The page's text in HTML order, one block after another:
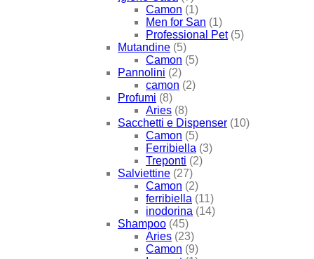
Camon (1)
Men for San (1)
Professional Pet (5)
Mutandine (5)
Camon (5)
Pannolini (2)
camon (2)
Profumi (8)
Aries (8)
Sacchetti e Dispenser (10)
Camon (5)
Ferribiella (3)
Treponti (2)
Salviettine (27)
Camon (2)
ferribiella (11)
inodorina (14)
Shampoo (45)
Aries (23)
Camon (9)